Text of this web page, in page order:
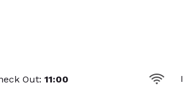
Atos, oko 2 km od centra mesta i
km od međunarodnog aerodroma u
ovog dela Halkidikija.
Out: 11:00